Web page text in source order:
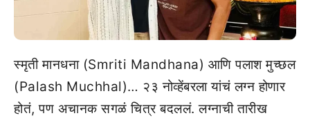
स्मृती मानधना (Smriti Mandhana) आणि पलाश मुच्छल
(Palash Muchhal)… २३ नोव्हेंबरला यांचं लग्न होणार
होतं, पण अचानक सगळं चित्र बदललं. लग्नाची तारीख